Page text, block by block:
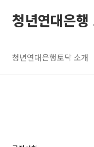
청년연대은행
청년연대은행토닥 소개